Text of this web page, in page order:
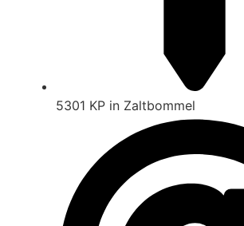
5301 KP in Zaltbommel